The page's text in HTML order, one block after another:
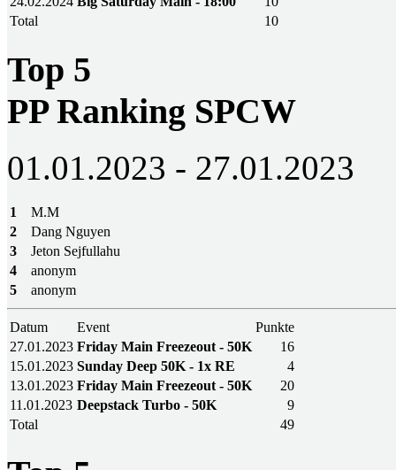
Total
10
Top 5
PP Ranking SPCW
01.01.2023 - 27.01.2023
1
M.M
2
Dang Nguyen
3
Jeton Sejfullahu
4
anonym
5
anonym
Datum Event
Punkte
27.01.2023 Friday Main Freezeout - 50K
16
15.01.2023 Sunday Deep 50K - 1x RE
4
13.01.2023 Friday Main Freezeout - 50K
20
11.01.2023 Deepstack Turbo - 50K
9
Total
49